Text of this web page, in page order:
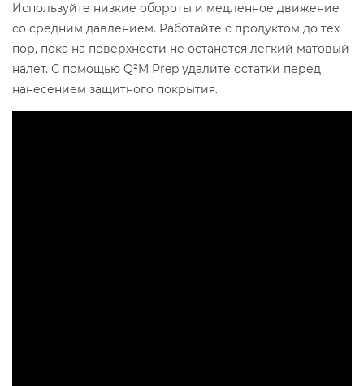
Используйте низкие обороты и медленное движение
со средним давлением. Работайте с продуктом до тех
пор, пока на поверхности не останется легкий матовый
налет. С помощью Q²M Prep удалите остатки перед
нанесением защитного покрытия.